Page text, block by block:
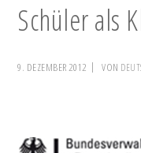
Schüler als
9. DEZEMBER 2012 VON